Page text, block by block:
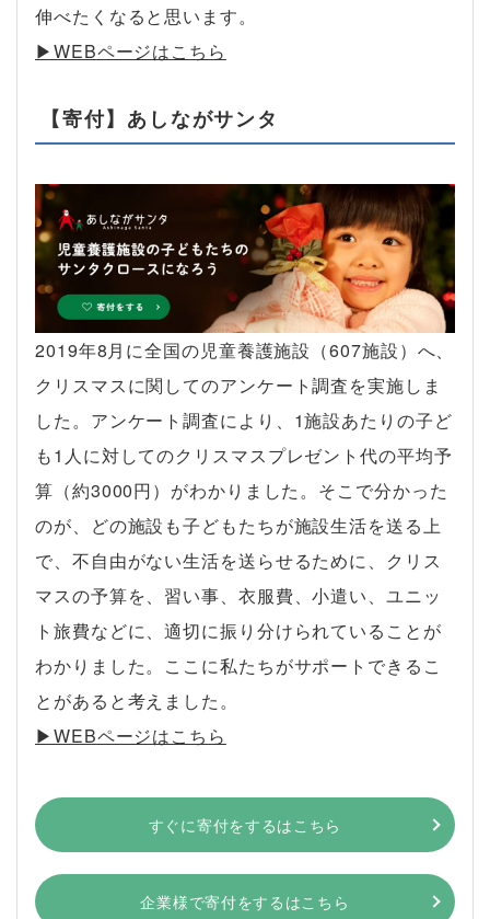
伸べたくなると思います。
▶︎WEBページはこちら
【寄付】あしながサンタ
2019年8月に全国の児童養護施設（607施設）へ、
クリスマスに関してのアンケート調査を実施しま
した。アンケート調査により、1施設あたりの子ど
も1人に対してのクリスマスプレゼント代の平均予
算（約3000円）がわかりました。そこで分かった
のが、どの施設も子どもたちが施設生活を送る上
で、不自由がない生活を送らせるために、クリス
マスの予算を、習い事、衣服費、小遣い、ユニッ
ト旅費などに、適切に振り分けられていることが
わかりました。ここに私たちがサポートできるこ
とがあると考えました。
▶︎WEBページはこちら
すぐに寄付をするはこちら
企業様で寄付をするはこちら